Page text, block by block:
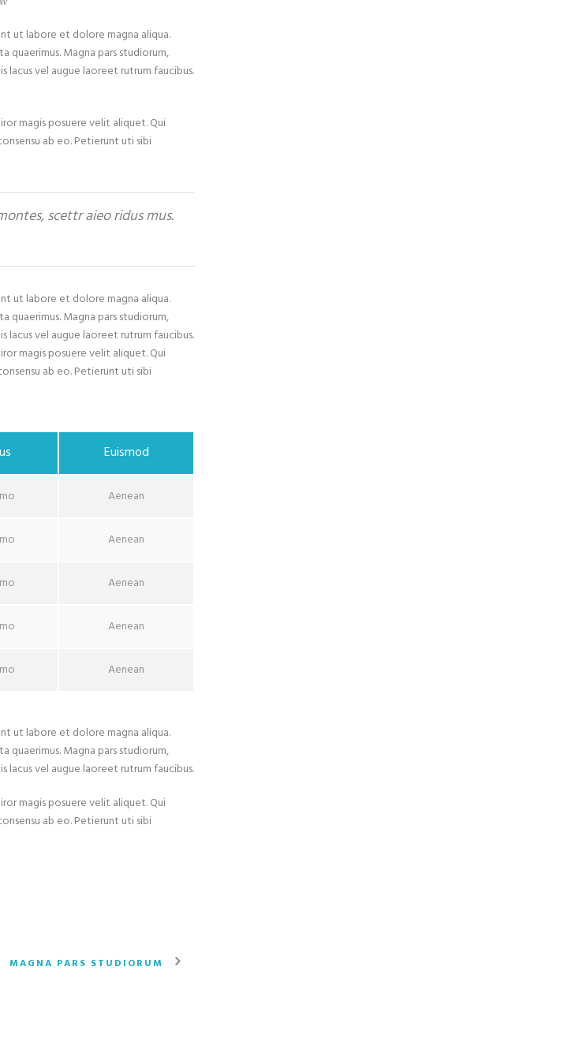
ut labore et dolore magna aliqua.
quaerimus. Magna pars studiorum,
lacus vel augue laoreet rutrum faucibus.
magis posuere velit aliquet. Qui
ab eo. Petierunt uti sibi
scettr aieo ridus mus.
ut labore et dolore magna aliqua.
quaerimus. Magna pars studiorum,
lacus vel augue laoreet rutrum faucibus.
magis posuere velit aliquet. Qui
ab eo. Petierunt uti sibi
Euismod
Aenean
Aenean
Aenean
Aenean
Aenean
ut labore et dolore magna aliqua.
quaerimus. Magna pars studiorum,
lacus vel augue laoreet rutrum faucibus.
magis posuere velit aliquet. Qui
ab eo. Petierunt uti sibi
MAGNA PARS STUDIORUM